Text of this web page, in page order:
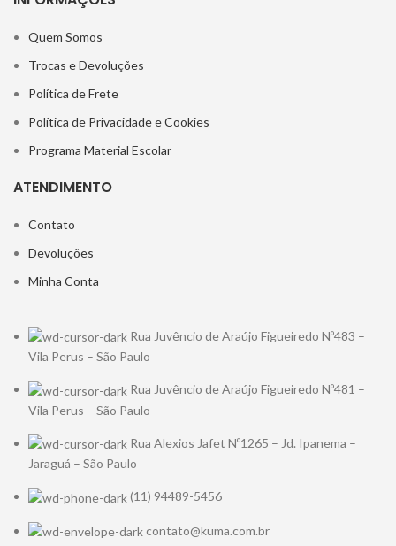
Quem Somos
Trocas e Devoluções
Política de Frete
Política de Privacidade e Cookies
Programa Material Escolar
ATENDIMENTO
Contato
Devoluções
Minha Conta
Rua Juvêncio de Araújo Figueiredo Nº483 –
Vila Perus – São Paulo
Rua Juvêncio de Araújo Figueiredo Nº481 –
Vila Perus – São Paulo
Rua Alexios Jafet Nº1265 – Jd. Ipanema –
Jaraguá – São Paulo
(11) 94489-5456
contato@kuma.com.br